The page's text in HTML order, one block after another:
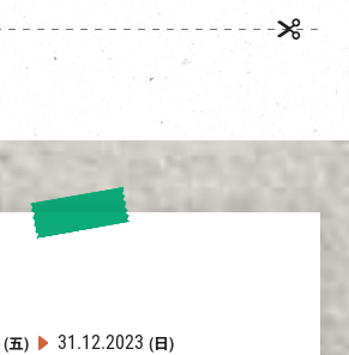
(五) 31.12.2023 (日)